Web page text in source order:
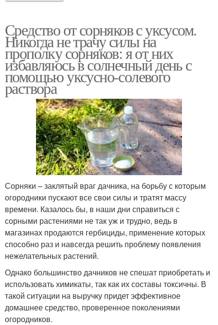
Средство от сорняков с уксусом.
Никогда не трачу силы на
прополку сорняков: я от них
избавляюсь в солнечный день с
помощью уксусно-солевого
раствора
Сорняки – заклятый враг дачника, на борьбу с которым
огородники пускают все свои силы и тратят массу
времени. Казалось бы, в наши дни справиться с
сорными растениями не так уж и трудно, ведь в
магазинах продаются гербициды, применение которых
способно раз и навсегда решить проблему появления
нежелательных растений.
Однако большинство дачников не спешат приобретать и
использовать химикаты, так как их составы токсичны. В
такой ситуации на выручку придет эффективное
домашнее средство, проверенное поколениями
огородников.